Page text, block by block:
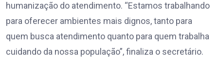
humanização do atendimento. “Estamos trabalhando
para oferecer ambientes mais dignos, tanto para
quem busca atendimento quanto para quem trabalha
cuidando da nossa população”, finaliza o secretário.